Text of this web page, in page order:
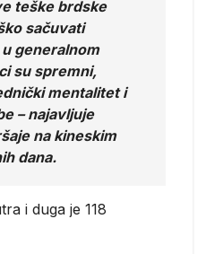
teške brdske
sačuvati
generalnom
su spremni,
mentalitet i
– najavljuje
na kineskim
dana.
i duga je 118